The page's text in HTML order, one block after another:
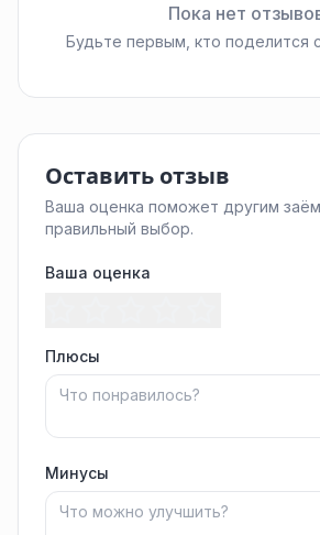
Пока нет
Будьте первым, кто поделится
Оставить отзыв
Ваша оценка поможет другим
правильный выбор.
Ваша оценка
Плюсы
Минусы